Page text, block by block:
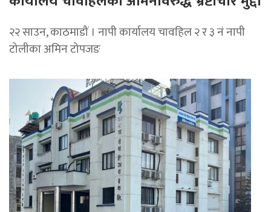
२२ साउन, काठमाडौं । नापी कार्यालय चावहिल २ र ३ नं नापी
टोलीका अमिन टोपजङ